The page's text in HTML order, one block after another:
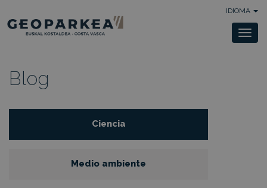
IDIOMA
Blog
Ciencia
Medio ambiente